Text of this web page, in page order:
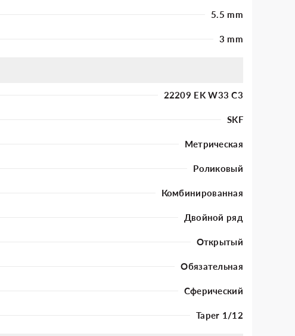
5.5 mm
3 mm
22209 EK W33 C3
SKF
Метрическая
Роликовый
Комбинированная
Двойной ряд
Открытый
Обязательная
Сферический
Taper 1/12